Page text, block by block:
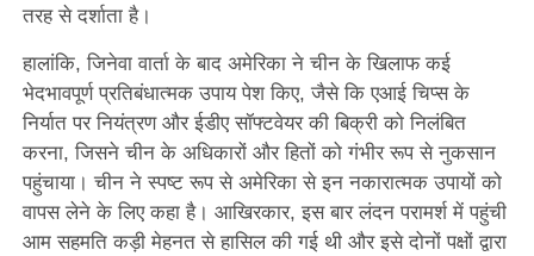
तरह से दर्शाता है।
हालांकि, जिनेवा वार्ता के बाद अमेरिका ने चीन के खिलाफ कई
भेदभावपूर्ण प्रतिबंधात्मक उपाय पेश किए, जैसे कि एआई चिप्स के
निर्यात पर नियंत्रण और ईडीए सॉफ्टवेयर की बिक्री को निलंबित
करना, जिसने चीन के अधिकारों और हितों को गंभीर रूप से नुकसान
पहुंचाया। चीन ने स्पष्ट रूप से अमेरिका से इन नकारात्मक उपायों को
वापस लेने के लिए कहा है। आखिरकार, इस बार लंदन परामर्श में पहुंची
आम सहमति कड़ी मेहनत से हासिल की गई थी और इसे दोनों पक्षों द्वारा